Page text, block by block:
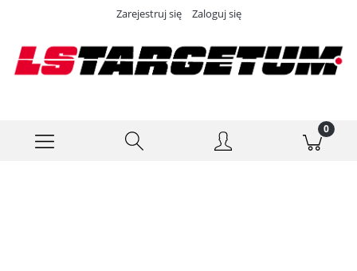
Zarejestruj się Zaloguj się